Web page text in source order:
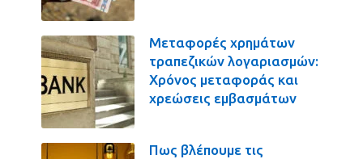
Μεταφορές χρημάτων
τραπεζικών λογαριασμών:
Χρόνος μεταφοράς και
χρεώσεις εμβασμάτων
Πως βλέπουμε τις